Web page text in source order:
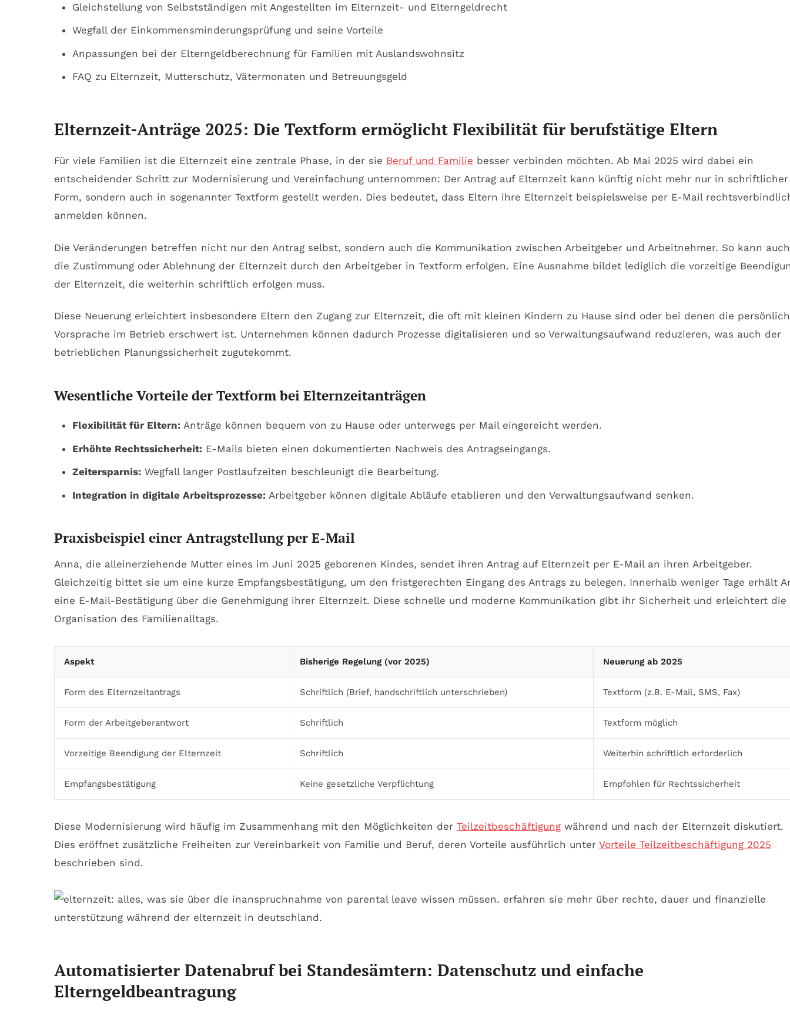
Gleichstellung von Selbstständigen mit Angestellten im Elternzeit- und Elterngeldrecht
Wegfall der Einkommensminderungsprüfung und seine Vorteile
Anpassungen bei der Elterngeldberechnung für Familien mit Auslandswohnsitz
FAQ zu Elternzeit, Mutterschutz, Vätermonaten und Betreuungsgeld
Elternzeit-Anträge 2025: Die Textform ermöglicht Flexibilität für berufstätige Eltern
Für viele Familien ist die Elternzeit eine zentrale Phase, in der sie Beruf und Familie besser verbinden möchten. Ab Mai 2025 wird dabei ein
entscheidender Schritt zur Modernisierung und Vereinfachung unternommen: Der Antrag auf Elternzeit kann künftig nicht mehr nur in schriftlicher
Form, sondern auch in sogenannter Textform gestellt werden. Dies bedeutet, dass Eltern ihre Elternzeit beispielsweise per E-Mail
anmelden können.
Die Veränderungen betreffen nicht nur den Antrag selbst, sondern auch die Kommunikation zwischen Arbeitgeber und Arbeitnehmer. So kann auch
die Zustimmung oder Ablehnung der Elternzeit durch den Arbeitgeber in Textform erfolgen. Eine Ausnahme bildet lediglich die vorzeitige
der Elternzeit, die weiterhin schriftlich erfolgen muss.
Diese Neuerung erleichtert insbesondere Eltern den Zugang zur Elternzeit, die oft mit kleinen Kindern zu Hause sind oder bei denen die
Vorsprache im Betrieb erschwert ist. Unternehmen können dadurch Prozesse digitalisieren und so Verwaltungsaufwand reduzieren, was auch der
betrieblichen Planungssicherheit zugutekommt.
Wesentliche Vorteile der Textform bei Elternzeitanträgen
Flexibilität für Eltern:Anträge können bequem von zu Hause oder unterwegs per Mail eingereicht werden.
Erhöhte Rechtssicherheit:E-Mails bieten einen dokumentierten Nachweis des Antragseingangs.
Zeitersparnis:Wegfall langer Postlaufzeiten beschleunigt die Bearbeitung.
Integration in digitale Arbeitsprozesse:Arbeitgeber können digitale Abläufe etablieren und den Verwaltungsaufwand senken.
Praxisbeispiel einer Antragstellung per E-Mail
Anna, die alleinerziehende Mutter eines im Juni 2025 geborenen Kindes, sendet ihren Antrag auf Elternzeit per E-Mail an ihren Arbeitgeber.
Gleichzeitig bittet sie um eine kurze Empfangsbestätigung, um den fristgerechten Eingang des Antrags zu belegen. Innerhalb weniger Tage erhält
eine E-Mail-Bestätigung über die Genehmigung ihrer Elternzeit. Diese schnelle und moderne Kommunikation gibt ihr Sicherheit und erleichtert die
Organisation des Familienalltags.
Aspekt Bisherige Regelung (vor 2025) Neuerung ab 2025
Form des Elternzeitantrags Schriftlich (Brief, handschriftlich unterschrieben) Textform (z.B. E-Mail, SMS, Fax)
Form der Arbeitgeberantwort Schriftlich Textform möglich
Vorzeitige Beendigung der Elternzeit Schriftlich Weiterhin schriftlich erforderlich
Empfangsbestätigung Keine gesetzliche Verpflichtung Empfohlen für Rechtssicherheit
Diese Modernisierung wird häufig im Zusammenhang mit den Möglichkeiten der Teilzeitbeschäftigung während und nach der Elternzeit diskutiert.
Dies eröffnet zusätzliche Freiheiten zur Vereinbarkeit von Familie und Beruf, deren Vorteile ausführlich unter Vorteile Teilzeitbeschäftigung 2025
beschrieben sind.
Automatisierter Datenabruf bei Standesämtern: Datenschutz und einfache
Elterngeldbeantragung